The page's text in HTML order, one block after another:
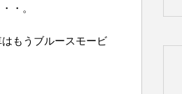
・。
もうブルースモービ